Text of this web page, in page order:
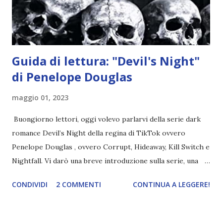
chiesetta. Lì trovano Rafael alle prese con gli angeli puri,
ma questa volta ...
Guida di lettura: "Devil's Night"
di Penelope Douglas
maggio 01, 2023
Buongiorno lettori, oggi volevo parlarvi della serie dark
romance Devil’s Night della regina di TikTok ovvero
Penelope Douglas , ovvero Corrupt, Hideaway, Kill Switch e
Nightfall. Vi darò una breve introduzione sulla serie, una
e anche un breve commento sui libri singoli. I libri sono in
CONDIVIDI 2 COMMENTI CONTINUA A LEGGERE!